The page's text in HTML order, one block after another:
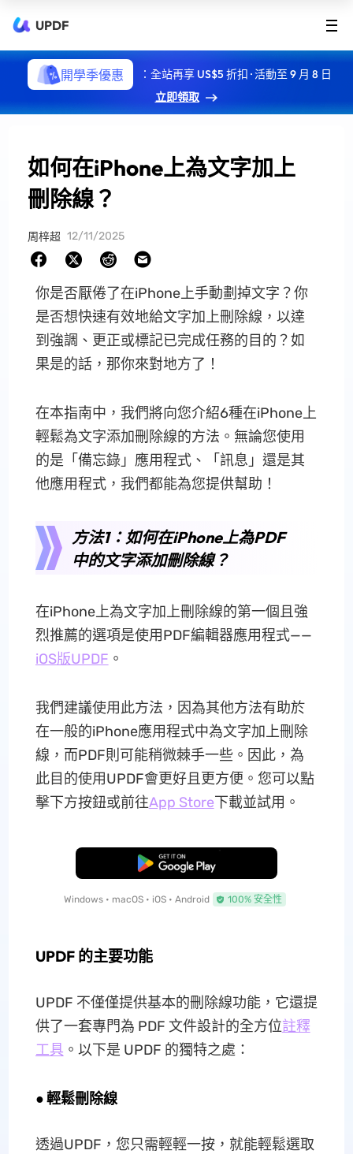
UPDF
開學季優惠
：全站再享 US$5 折扣 · 活動至 9 月 8 日
立即領取
如何在iPhone上為文字加上
刪除線？
周梓超 12/11/2025
你是否厭倦了在iPhone上手動劃掉文字？你
是否想快速有效地給文字加上刪除線，以達
到強調、更正或標記已完成任務的目的？如
果是的話，那你來對地方了！
在本指南中，我們將向您介紹6種在iPhone上
輕鬆為文字添加刪除線的方法。無論您使用
的是「備忘錄」應用程式、「訊息」還是其
他應用程式，我們都能為您提供幫助！
方法1：如何在iPhone上為PDF
中的文字添加刪除線？
在iPhone上為文字加上刪除線的第一個且強
烈推薦的選項是使用PDF編輯器應用程式——
iOS版UPDF 。
我們建議使用此方法，因為其他方法有助於
在一般的iPhone應用程式中為文字加上刪除
線，而PDF則可能稍微棘手一些。因此，為
此目的使用UPDF會更好且更方便。您可以點
擊下方按鈕或前往App Store下載並試用。
免費下載
Windows • macOS • iOS • Android 100% 安全性
UPDF 的主要功能
UPDF 不僅僅提供基本的刪除線功能，它還提
供了一套專門為 PDF 文件設計的全方位註釋
工具 。以下是 UPDF 的獨特之處：
●輕鬆刪除線
透過UPDF，您只需輕輕一按，就能輕鬆選取